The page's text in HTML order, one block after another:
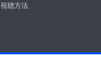
視聴方法